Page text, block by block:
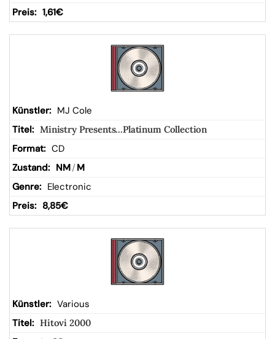
1,61€
MJ Cole
Ministry Presents...Platinum Collection
CD
NM/ M
Electronic
8,85€
Various
Hitovi 2000